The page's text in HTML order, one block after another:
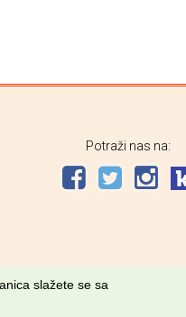
Potraži nas na:
slažete se sa